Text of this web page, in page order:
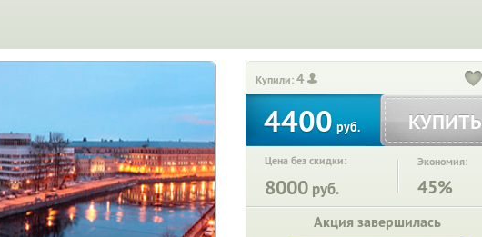
Купили:4
4400руб. КУПИТЬ
Цена без скидки:
8000 руб.
Экономия:
45%
Акция завершилась